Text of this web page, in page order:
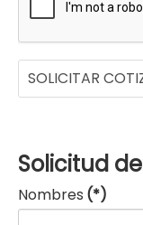
SOLICITAR
Solicitud
Nombres (*)